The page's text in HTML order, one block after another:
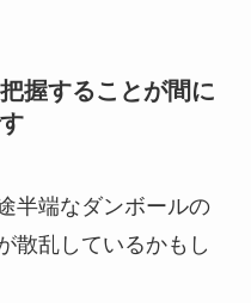
握することが間に
半端なダンボールの
散乱しているかもし